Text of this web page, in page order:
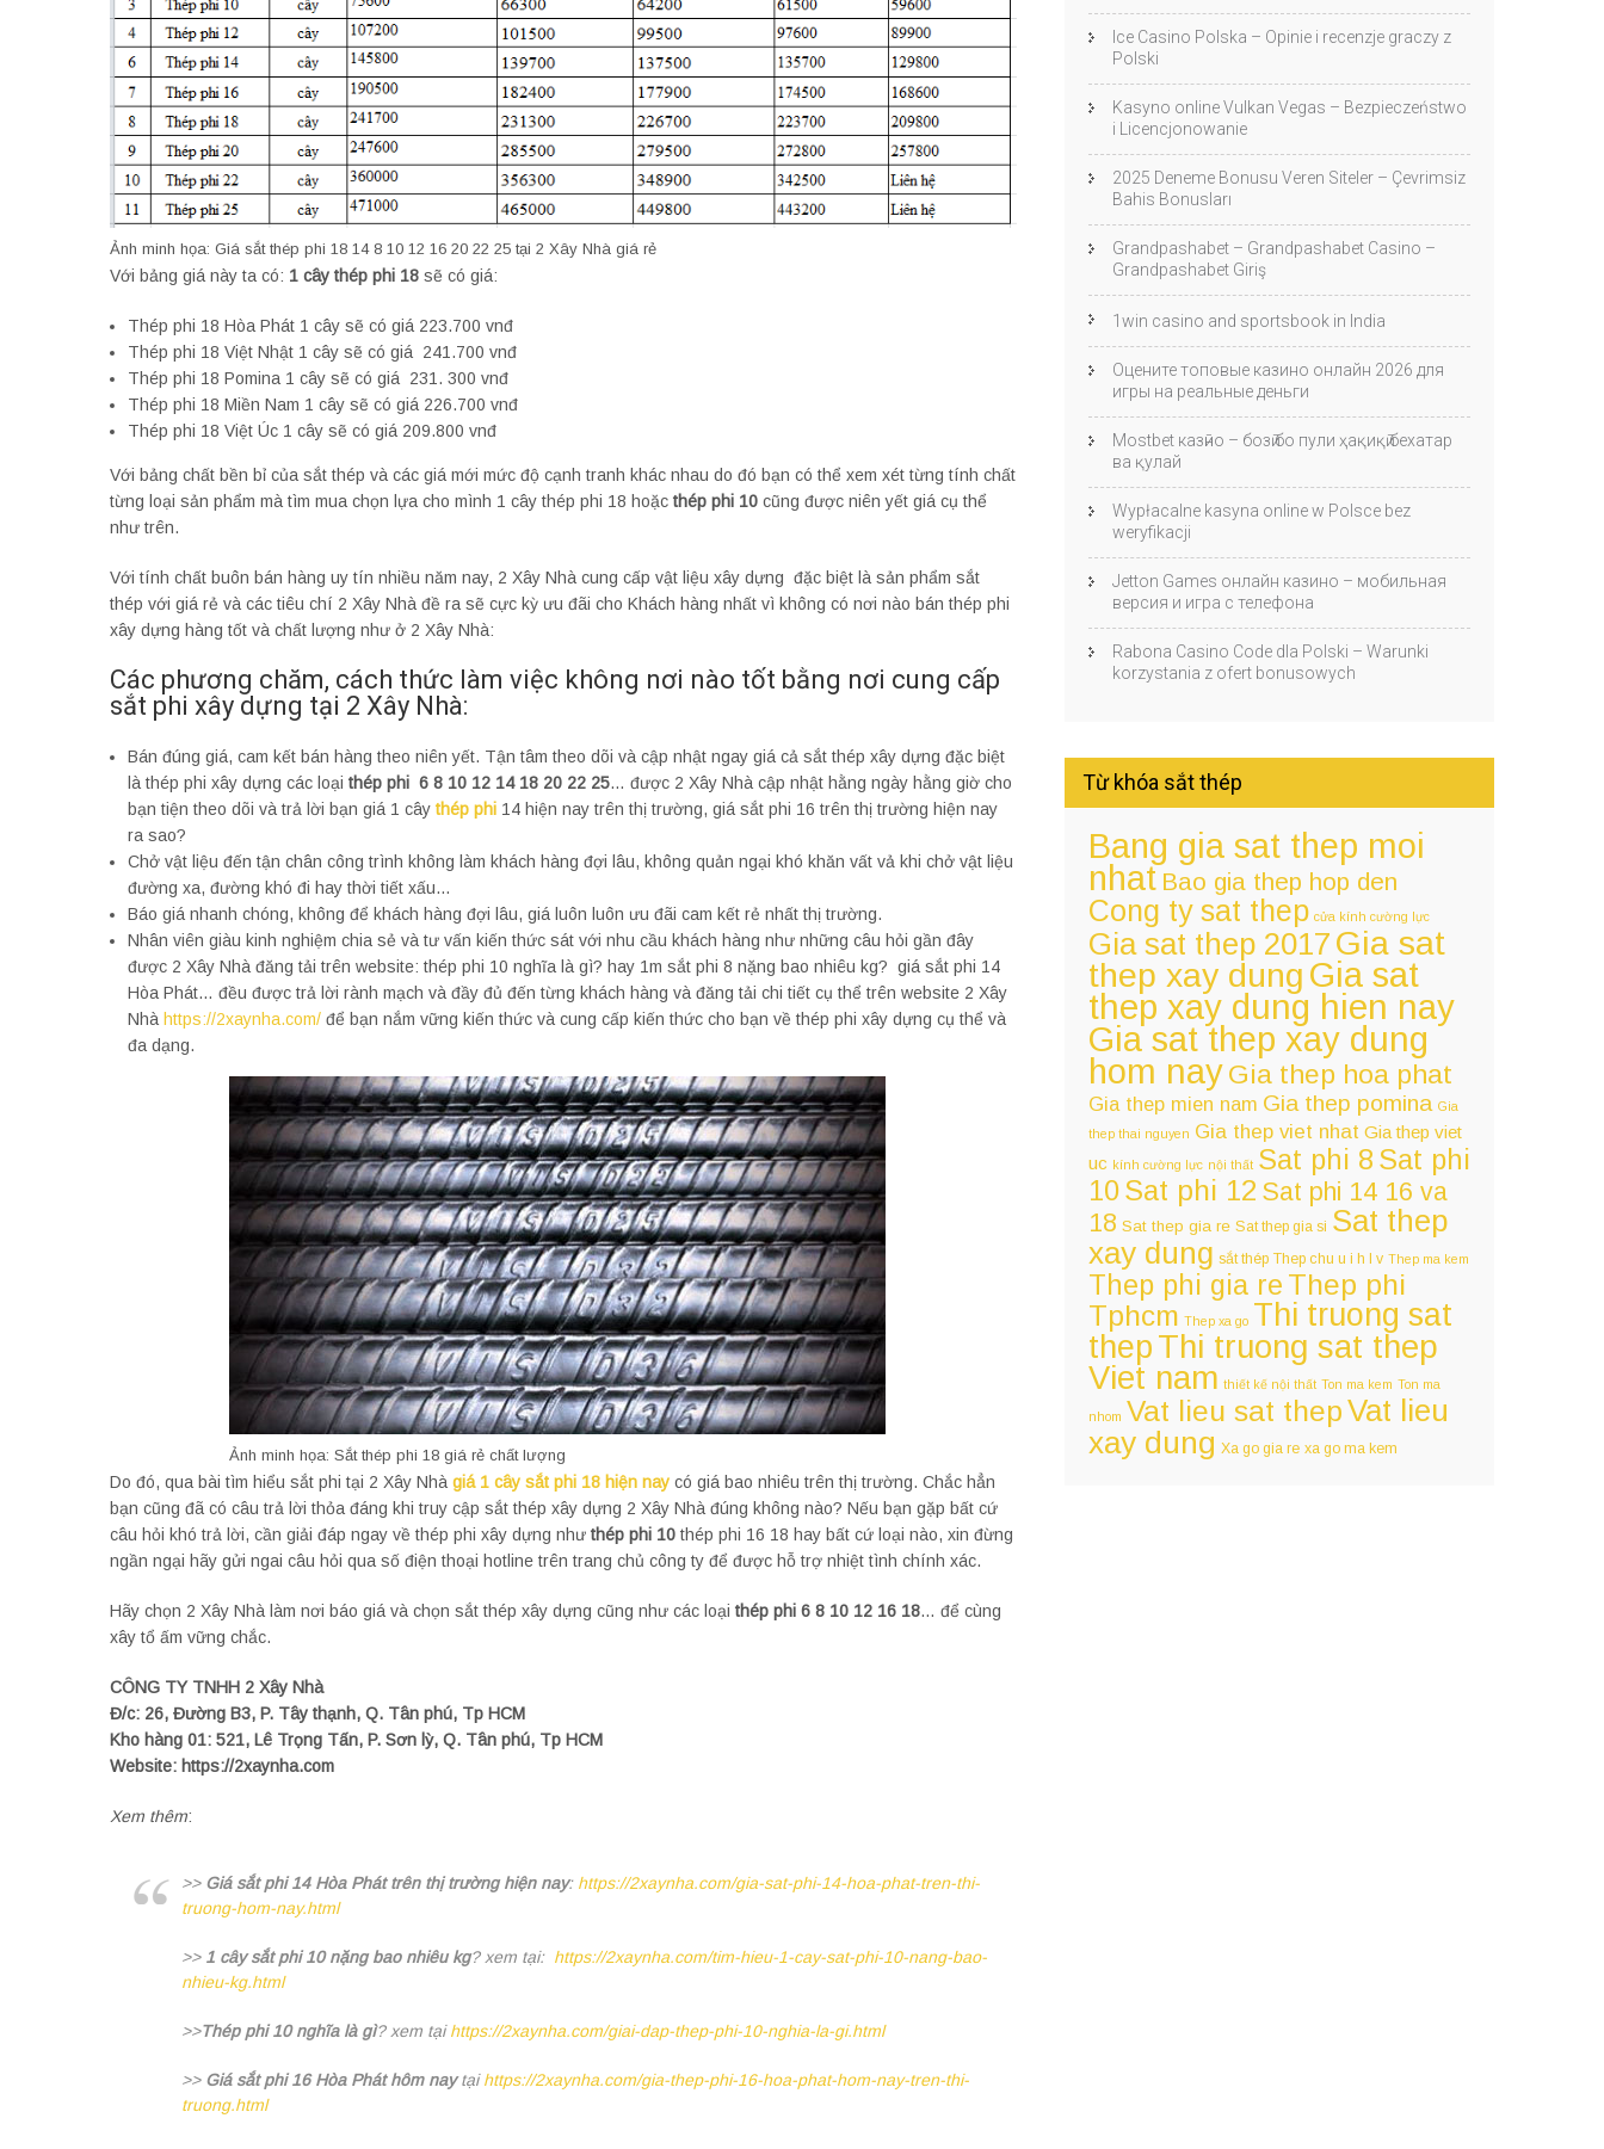
Ảnh minh họa: Giá sắt thép phi 18 14 8 10 12 16 20 22 25 tại 2 Xây Nhà giá rẻ
Với bảng giá này ta có: 1 cây thép phi 18 sẽ có giá:
Thép phi 18 Hòa Phát 1 cây sẽ có giá 223.700 vnđ
Thép phi 18 Việt Nhật 1 cây sẽ có giá 241.700 vnđ
Thép phi 18 Pomina 1 cây sẽ có giá 231. 300 vnđ
Thép phi 18 Miền Nam 1 cây sẽ có giá 226.700 vnđ
Thép phi 18 Việt Úc 1 cây sẽ có giá 209.800 vnđ
Với bảng chất bền bỉ của sắt thép và các giá mới mức độ cạnh tranh khác nhau do đó bạn có thể xem xét từng tính chất
từng loại sản phẩm mà tìm mua chọn lựa cho mình 1 cây thép phi 18 hoặc thép phi 10 cũng được niên yết giá cụ thể
như trên.
Với tính chất buôn bán hàng uy tín nhiều năm nay, 2 Xây Nhà cung cấp vật liệu xây dựng đặc biệt là sản phẩm sắt
thép với giá rẻ và các tiêu chí 2 Xây Nhà đề ra sẽ cực kỳ ưu đãi cho Khách hàng nhất vì không có nơi nào bán thép phi
xây dựng hàng tốt và chất lượng như ở 2 Xây Nhà:
Các phương chăm, cách thức làm việc không nơi nào tốt bằng nơi cung cấp
sắt phi xây dựng tại 2 Xây Nhà:
Bán đúng giá, cam kết bán hàng theo niên yết. Tận tâm theo dõi và cập nhật ngay giá cả sắt thép xây dựng đặc biệt
là thép phi xây dựng các loại thép phi 6 8 10 12 14 18 20 22 25… được 2 Xây Nhà cập nhật hằng ngày hằng giờ cho
bạn tiện theo dõi và trả lời bạn giá 1 cây thép phi 14 hiện nay trên thị trường, giá sắt phi 16 trên thị trường hiện nay
ra sao?
Chở vật liệu đến tận chân công trình không làm khách hàng đợi lâu, không quản ngại khó khăn vất vả khi chở vật liệu
đường xa, đường khó đi hay thời tiết xấu…
Báo giá nhanh chóng, không để khách hàng đợi lâu, giá luôn luôn ưu đãi cam kết rẻ nhất thị trường.
Nhân viên giàu kinh nghiệm chia sẻ và tư vấn kiến thức sát với nhu cầu khách hàng như những câu hỏi gần đây
được 2 Xây Nhà đăng tải trên website: thép phi 10 nghĩa là gì? hay 1m sắt phi 8 nặng bao nhiêu kg? giá sắt phi 14
Hòa Phát… đều được trả lời rành mạch và đầy đủ đến từng khách hàng và đăng tải chi tiết cụ thể trên website 2 Xây
Nhà https://2xaynha.com/ để bạn nắm vững kiến thức và cung cấp kiến thức cho bạn về thép phi xây dựng cụ thể và
đa dạng.
Ảnh minh họa: Sắt thép phi 18 giá rẻ chất lượng
Do đó, qua bài tìm hiểu sắt phi tại 2 Xây Nhà giá 1 cây sắt phi 18 hiện nay có giá bao nhiêu trên thị trường. Chắc hẳn
bạn cũng đã có câu trả lời thỏa đáng khi truy cập sắt thép xây dựng 2 Xây Nhà đúng không nào? Nếu bạn gặp bất cứ
câu hỏi khó trả lời, cần giải đáp ngay về thép phi xây dựng như thép phi 10 thép phi 16 18 hay bất cứ loại nào, xin đừng
ngần ngại hãy gửi ngai câu hỏi qua số điện thoại hotline trên trang chủ công ty để được hỗ trợ nhiệt tình chính xác.
Hãy chọn 2 Xây Nhà làm nơi báo giá và chọn sắt thép xây dựng cũng như các loại thép phi 6 8 10 12 16 18… để cùng
xây tổ ấm vững chắc.
CÔNG TY TNHH 2 Xây Nhà
Đ/c: 26, Đường B3, P. Tây thạnh, Q. Tân phú, Tp HCM
Kho hàng 01: 521, Lê Trọng Tấn, P. Sơn lỳ, Q. Tân phú, Tp HCM
Website: https://2xaynha.com
Xem thêm:
>> Giá sắt phi 14 Hòa Phát trên thị trường hiện nay: https://2xaynha.com/gia-sat-phi-14-hoa-phat-tren-thi-
truong-hom-nay.html
>> 1 cây sắt phi 10 nặng bao nhiêu kg? xem tại: https://2xaynha.com/tim-hieu-1-cay-sat-phi-10-nang-bao-
nhieu-kg.html
>>Thép phi 10 nghĩa là gì? xem tạihttps://2xaynha.com/giai-dap-thep-phi-10-nghia-la-gi.html
>> Giá sắt phi 16 Hòa Phát hôm naytạihttps://2xaynha.com/gia-thep-phi-16-hoa-phat-hom-nay-tren-thi-
truong.html
Ice Casino Polska – Opinie i recenzje graczy z
Polski
Kasyno online Vulkan Vegas – Bezpieczeństwo
i Licencjonowanie
2025 Deneme Bonusu Veren Siteler – Çevrimsiz
Bahis Bonusları
Grandpashabet – Grandpashabet Casino –
Grandpashabet Giriş
1win casino and sportsbook in India
Оцените топовые казино онлайн 2026 для
игры на реальные деньги
Mostbet казӣно – бозӣ бо пули ҳақиқӣ бехатар
ва қулай
Wypłacalne kasyna online w Polsce bez
weryfikacji
Jetton Games онлайн казино – мобильная
версия и игра с телефона
Rabona Casino Code dla Polski – Warunki
korzystania z ofert bonusowych
Từ khóa sắt thép
Bang gia sat thep moi
nhat Bao gia thep hop den
Cong ty sat thep cửa kính cường lực
Gia sat thep 2017 Gia sat
thep xay dung Gia sat
thep xay dung hien nay
Gia sat thep xay dung
hom nayGia thep hoa phat
Gia thep mien nam Gia thep pomina Gia
thep thai nguyen Gia thep viet nhat Gia thep viet
uc kính cường lực nội thất Sat phi 8 Sat phi
10Sat phi 12 Sat phi 14 16 va
18 Sat thep gia re Sat thep gia si Sat thep
xay dung sắt thép Thep chu u i h l v Thep ma kem
Thep phi gia re Thep phi
Tphcm Thep xa go Thi truong sat
thep Thi truong sat thep
Viet nam thiết kế nội thất Ton ma kem Ton ma
nhom Vat lieu sat thepVat lieu
xay dung Xa go gia re xa go ma kem